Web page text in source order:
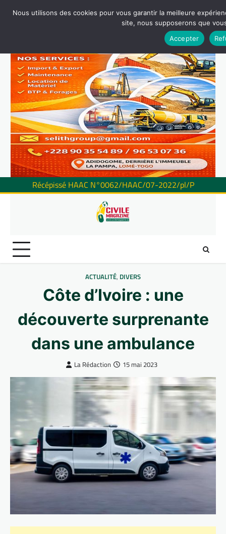
Récépissé HAAC N°0062/HAAC/07-2022/pl/P
ACTUALITÉ, DIVERS
Côte d’Ivoire : une
découverte surprenante
dans une ambulance
La Rédaction 15 mai 2023
Nous utilisons des cookies pour vous garantir la meilleure
site, nous supposerons que
Accepter